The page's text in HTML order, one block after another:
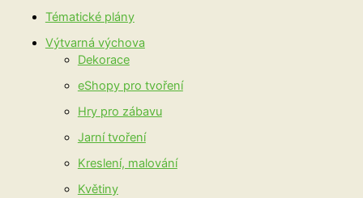
Tématické plány
Výtvarná výchova
Dekorace
eShopy pro tvoření
Hry pro zábavu
Jarní tvoření
Kreslení, malování
Květiny